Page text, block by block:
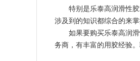
特别是乐泰高润滑性
涉及到的知识都综合的来
如果要购买乐泰高润
务商，有丰富的用胶经验。